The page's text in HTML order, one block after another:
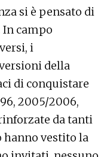
si è pensato di
In campo
i
della
di conquistare
2005/2006,
da tanti
hanno vestito la